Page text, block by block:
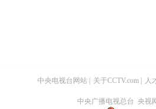
中央电视台网站 关于CCTV.com 人
中央广播电视总台 央视